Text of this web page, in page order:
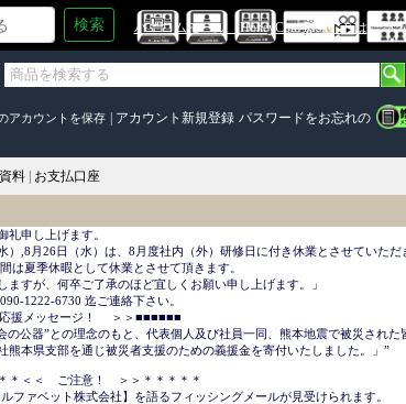
検索 ハニコムモール（HoneyCom Mall）とは
アカウントを保存 アカウント新規登録 パスワードをお忘れの
料
お支払口座
申し上げます。
）,8月26日（水）は、8月度社内（外）研修日に付き休業とさせていただ
夏季休暇として休業とさせて頂きます。
了承のほど宜しくお願い申し上げます。」
迄ご連絡下さい。
ジ！ 　＞＞■■■■■■
の公器”との理念のもと、代表個人及び社員一同、熊本地震で被災された
熊本県支部を通じ被災者支援のための義援金を寄付いたしました。」”
！　＞＞＊＊＊＊＊
ベット株式会社】を語るフィッシングメールが見受けられます。